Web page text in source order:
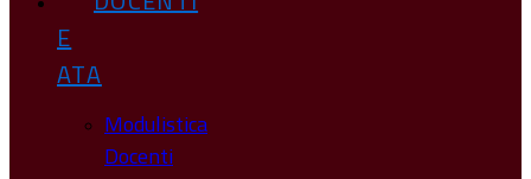
E
ATA
Modulistica
Docenti